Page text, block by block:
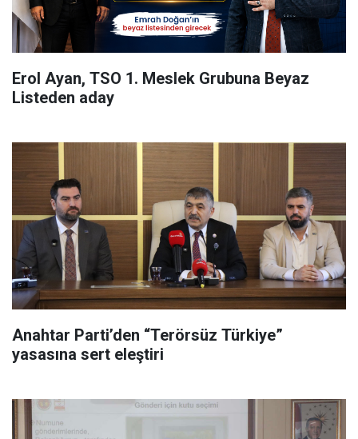
Erol Ayan, TSO 1. Meslek Grubuna Beyaz
Listeden aday
Anahtar Parti’den “Terörsüz Türkiye”
yasasına sert eleştiri